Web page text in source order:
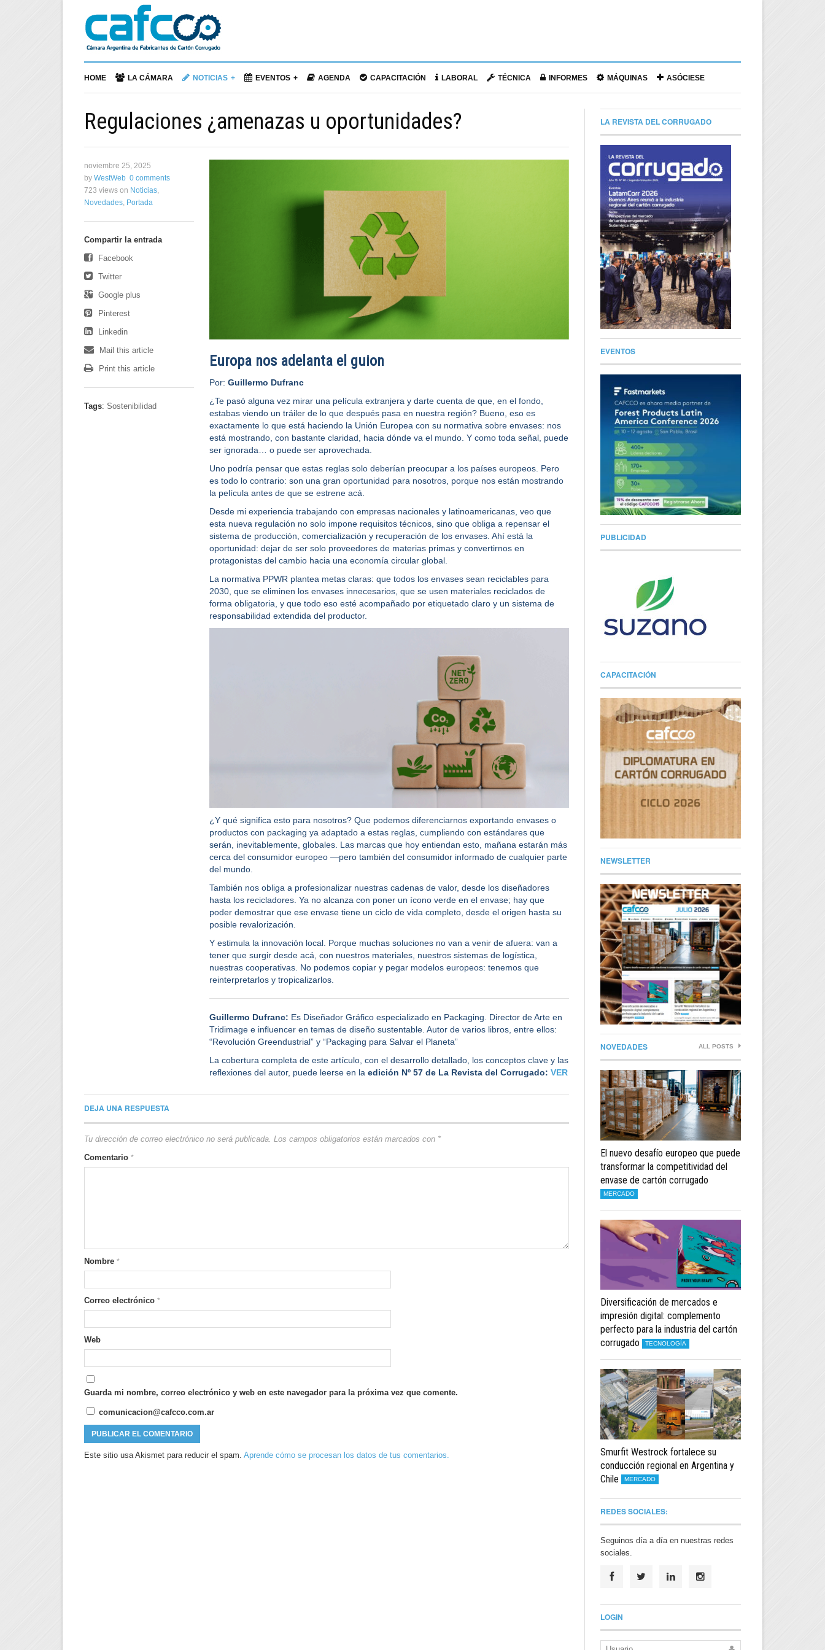
HOME LA CÁMARA NOTICIAS EVENTOS AGENDA CAPACITACIÓN LABORAL TÉCNICA INFORMES MÁQUINAS ASÓCIESE
Regulaciones ¿amenazas u oportunidades?
Europa nos adelanta el guion
Por: Guillermo Dufranc
¿Te pasó alguna vez mirar una película extranjera y darte cuenta de que, en el fondo,
estabas viendo un tráiler de lo que después pasa en nuestra región? Bueno, eso es
exactamente lo que está haciendo la Unión Europea con su normativa sobre envases: nos
está mostrando, con bastante claridad, hacia dónde va el mundo. Y como toda señal, puede
ser ignorada… o puede ser aprovechada.
Uno podría pensar que estas reglas solo deberían preocupar a los países europeos. Pero
es todo lo contrario: son una gran oportunidad para nosotros, porque nos están mostrando
la película antes de que se estrene acá.
Desde mi experiencia trabajando con empresas nacionales y latinoamericanas, veo que
esta nueva regulación no solo impone requisitos técnicos, sino que obliga a repensar el
sistema de producción, comercialización y recuperación de los envases. Ahí está la
oportunidad: dejar de ser solo proveedores de materias primas y convertirnos en
protagonistas del cambio hacia una economía circular global.
La normativa PPWR plantea metas claras: que todos los envases sean reciclables para
2030, que se eliminen los envases innecesarios, que se usen materiales reciclados de
forma obligatoria, y que todo eso esté acompañado por etiquetado claro y un sistema de
responsabilidad extendida del productor.
¿Y qué significa esto para nosotros? Que podemos diferenciarnos exportando envases o
productos con packaging ya adaptado a estas reglas, cumpliendo con estándares que
serán, inevitablemente, globales. Las marcas que hoy entiendan esto, mañana estarán más
cerca del consumidor europeo —pero también del consumidor informado de cualquier parte
del mundo.
También nos obliga a profesionalizar nuestras cadenas de valor, desde los diseñadores
hasta los recicladores. Ya no alcanza con poner un ícono verde en el envase; hay que
poder demostrar que ese envase tiene un ciclo de vida completo, desde el origen hasta su
posible revalorización.
Y estimula la innovación local. Porque muchas soluciones no van a venir de afuera: van a
tener que surgir desde acá, con nuestros materiales, nuestros sistemas de logística,
nuestras cooperativas. No podemos copiar y pegar modelos europeos: tenemos que
reinterpretarlos y tropicalizarlos.
Guillermo Dufranc: Es Diseñador Gráfico especializado en Packaging. Director de Arte en
Tridimage e influencer en temas de diseño sustentable. Autor de varios libros, entre ellos:
“Revolución Greendustrial” y “Packaging para Salvar el Planeta”
La cobertura completa de este artículo, con el desarrollo detallado, los conceptos clave y las
reflexiones del autor, puede leerse en laedición Nº 57 de La Revista del Corrugado: VER
noviembre 25, 2025
by WestWeb 0 comments
723 views on Noticias,
Novedades, Portada
Compartir la entrada
Facebook
Twitter
Google plus
Pinterest
Linkedin
Mail this article
Print this article
Tags: Sostenibilidad
DEJA UNA RESPUESTA
Tu dirección de correo electrónico no será publicada. Los campos obligatorios están marcados con *
Comentario *
Nombre *
Correo electrónico *
Web
Guarda mi nombre, correo electrónico y web en este navegador para la próxima vez que comente.
comunicacion@cafcco.com.ar
Este sitio usa Akismet para reducir el spam. Aprende cómo se procesan los datos de tus comentarios.
LA REVISTA DEL CORRUGADO
EVENTOS
PUBLICIDAD
CAPACITACIÓN
NEWSLETTER
NOVEDADES ALL POSTS
El nuevo desafío europeo que puede
transformar la competitividad del
envase de cartón corrugado
MERCADO
Diversificación de mercados e
impresión digital: complemento
perfecto para la industria del cartón
corrugado
TECNOLOGÍA
Smurfit Westrock fortalece su
conducción regional en Argentina y
Chile
MERCADO
REDES SOCIALES:
Seguinos día a día en nuestras redes
sociales.
LOGIN